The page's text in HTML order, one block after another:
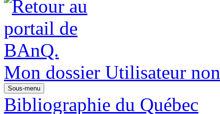
Mon dossier Utilisateur
Sous-menu
Bibliographie du Québec